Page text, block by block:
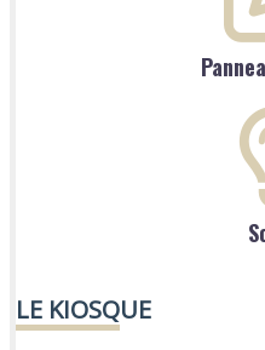
LE KIOSQUE